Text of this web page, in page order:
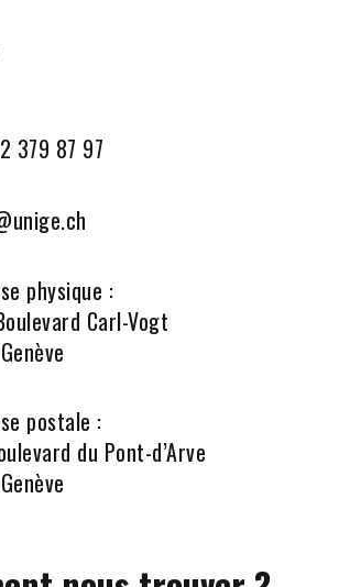
379 87 97
physique :
Carl-Vogt
postale :
du Pont-d’Arve